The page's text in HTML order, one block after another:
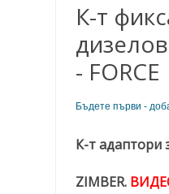
К-т
- FORCE
Бъдете първи -
К-т адаптори
ZIMBER.